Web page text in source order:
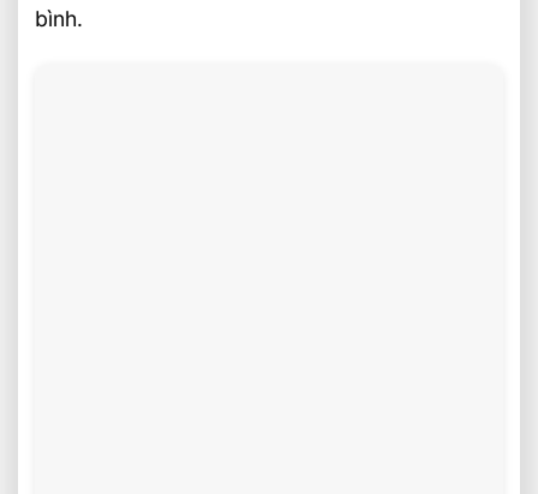
bình.